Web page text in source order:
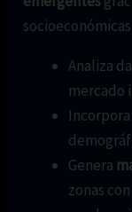
Analiza
mercado
Genera
zonas